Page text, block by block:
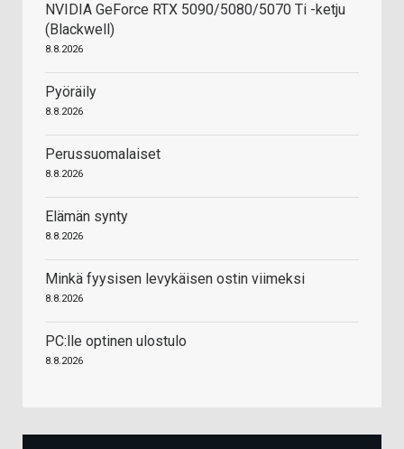
NVIDIA GeForce RTX 5090/5080/5070 Ti -ketju
(Blackwell)
8.8.2026
Pyöräily
8.8.2026
Perussuomalaiset
8.8.2026
Elämän synty
8.8.2026
Minkä fyysisen levykäisen ostin viimeksi
8.8.2026
PC:lle optinen ulostulo
8.8.2026